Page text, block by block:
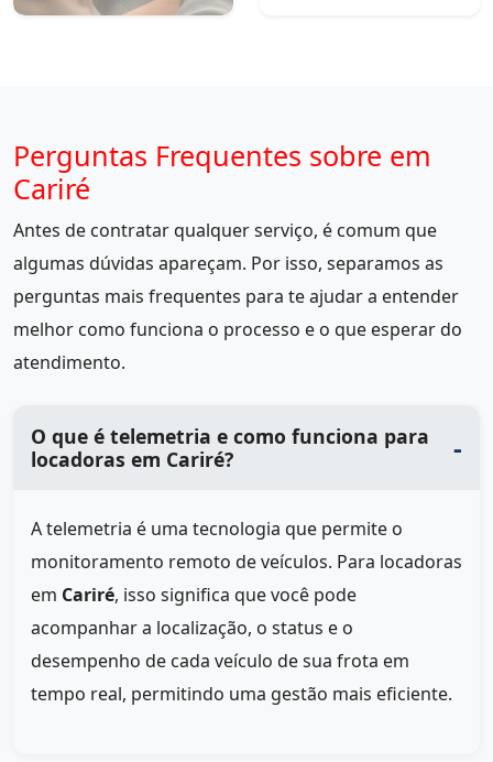
Perguntas Frequentes sobre em
Cariré
Antes de contratar qualquer serviço, é comum que
algumas dúvidas apareçam. Por isso, separamos as
perguntas mais frequentes para te ajudar a entender
melhor como funciona o processo e o que esperar do
atendimento.
O que é telemetria e como funciona para
locadoras em Cariré?
A telemetria é uma tecnologia que permite o
monitoramento remoto de veículos. Para locadoras
em Cariré, isso significa que você pode
acompanhar a localização, o status e o
desempenho de cada veículo de sua frota em
tempo real, permitindo uma gestão mais eficiente.